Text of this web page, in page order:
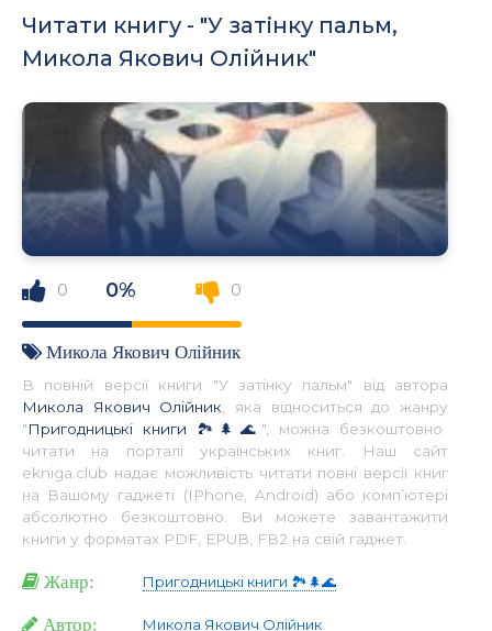
Читати книгу - "У затiнку пальм,
Микола Якович Олійник"
0 0% 0
Микола Якович Олійник
В повній версії книги "У затiнку пальм" від автора
Микола Якович Олійник , яка відноситься до жанру
"Пригодницькі книги 🏞️🌲🌊 ", можна безкоштовно
читати на порталі українських книг. Наш сайт
ekniga.club надає можливість читати повні версії книг
на Вашому гаджеті (IPhone, Android) або комп’ютері
абсолютно безкоштовно. Ви можете завантажити
книги у форматах PDF, EPUB, FB2 на свій гаджет.
Жанр: Пригодницькі книги 🏞️🌲🌊
Автор: Микола Якович Олійник